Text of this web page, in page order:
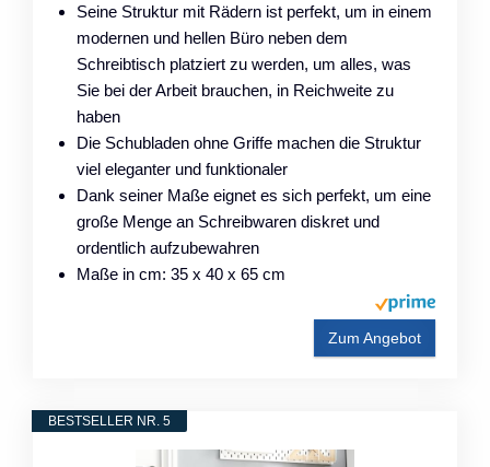
Seine Struktur mit Rädern ist perfekt, um in einem
modernen und hellen Büro neben dem
Schreibtisch platziert zu werden, um alles, was
Sie bei der Arbeit brauchen, in Reichweite zu
haben
Die Schubladen ohne Griffe machen die Struktur
viel eleganter und funktionaler
Dank seiner Maße eignet es sich perfekt, um eine
große Menge an Schreibwaren diskret und
ordentlich aufzubewahren
Maße in cm: 35 x 40 x 65 cm
Zum Angebot
BESTSELLER NR. 5